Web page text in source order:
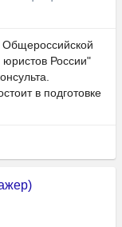
Общероссийской
России"
в подготовке